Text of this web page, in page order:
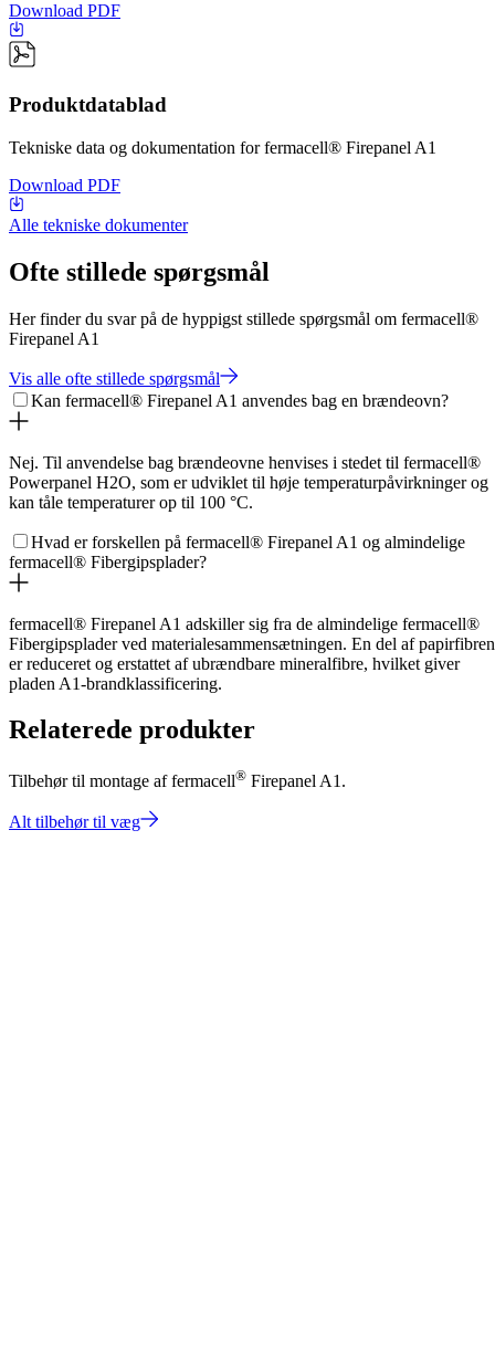
Download PDF
Produktdatablad
Tekniske data og dokumentation for fermacell® Firepanel A1
Download PDF
Alle tekniske dokumenter
Ofte stillede spørgsmål
Her finder du svar på de hyppigst stillede spørgsmål om fermacell®
Firepanel A1
Vis alle ofte stillede spørgsmål
Kan fermacell® Firepanel A1 anvendes bag en brændeovn?
Nej. Til anvendelse bag brændeovne henvises i stedet til fermacell®
Powerpanel H2O, som er udviklet til høje temperaturpåvirkninger og
kan tåle temperaturer op til 100 °C.
Hvad er forskellen på fermacell® Firepanel A1 og almindelige
fermacell® Fibergipsplader?
fermacell® Firepanel A1 adskiller sig fra de almindelige fermacell®
Fibergipsplader ved materialesammensætningen. En del af
er reduceret og erstattet af ubrændbare mineralfibre, hvilket giver
pladen A1‑brandklassificering.
Relaterede produkter
Tilbehør til montage af fermacell® Firepanel A1.
Alt tilbehør til væg